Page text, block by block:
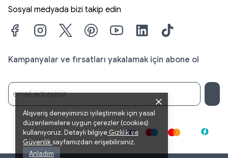
Alışveriş deneyiminizi iyileştirmek için yasal
düzenlemelere uygun çerezler (cookies)
kullanıyoruz. Detaylı bilgiye Gizlilikve
Güvenliksayfamızdan erişebilirsiniz.
Anladım
Sosyal medyada bizi takip edin
Kampanyalar ve fırsatları yakalamak için abone ol